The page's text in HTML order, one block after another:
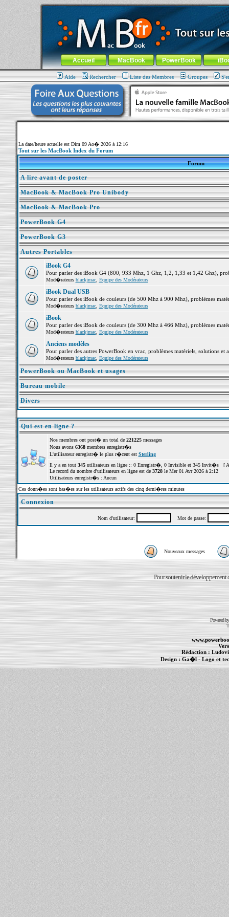
MacBook-fr.com : 100% Apple... 100% nomade !
Aller au contenu-Aller au menu général-Aller au menu de
Menu général
Accueil MacBook PowerBook
Aide Rechercher Liste des Membres Groupes
La date/heure actuelle est Dim 09 Ao� 2026 à 12:16
Tout sur les MacBook Index du Forum
Forum
A lire avant de poster
MacBook & MacBook Pro Unibody
MacBook & MacBook Pro
PowerBook G4
PowerBook G3
Autres Portables
iBook G4
Pour parler des iBook G4 (800, 933 Mhz, 1 Ghz, 1,2, 1,33 et 1,42 Ghz),
Mod�rateurs blackjmac, Equipe des Modérateurs
iBook Dual USB
Pour parler des iBook de couleurs (de 500 Mhz à 900 Mhz), problèmes
Mod�rateurs blackjmac, Equipe des Modérateurs
iBook
Pour parler des iBook de couleurs (de 300 Mhz à 466 Mhz), problèmes
Mod�rateurs blackjmac, Equipe des Modérateurs
Anciens modèles
Pour parler des autres PowerBook en vrac, problèmes matériels, solutions et
Mod�rateurs blackjmac, Equipe des Modérateurs
PowerBook ou MacBook et usages
Bureau mobile
Divers
Qui est en ligne ?
Nos membres ont post� un total de 221225messages
Nous avons 6368membres enregistr�s
L'utilisateur enregistr� le plus r�cent est Sterling
Il y a en tout 345utilisateurs en ligne :: 0 Enregistr�, 0 Invisible et 345 Invit�s [
Le record du nombre d'utilisateurs en ligne est de 3728le Mer 01 Avr 2026 à 2:12
Utilisateurs enregistr�s : Aucun
Ces donn�es sont bas�es sur les utilisateurs actifs des cinq derni�res minutes
Connexion
Nom d'utilisateur: Mot de passe:
Nouveaux messages
Pour soutenir le développement
Powered
Rédaction :
Design : Ga�l- Logo et